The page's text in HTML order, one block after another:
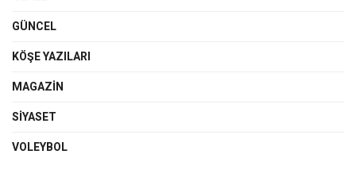
GÜNCEL
KÖŞE YAZILARI
MAGAZIN
SIYASET
VOLEYBOL